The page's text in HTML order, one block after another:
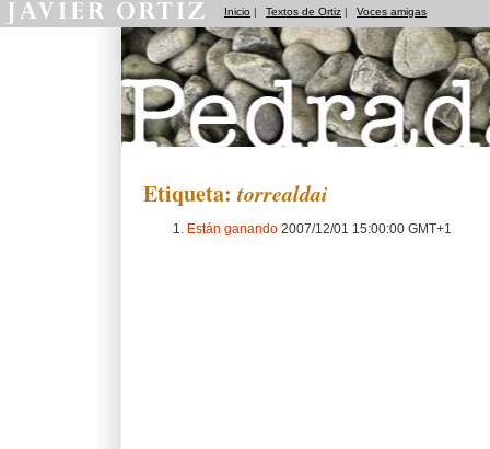
Inicio | Textos de Ortiz | Voces amigas
Etiqueta:torrealdai
Están ganando 2007/12/01 15:00:00 GMT+1